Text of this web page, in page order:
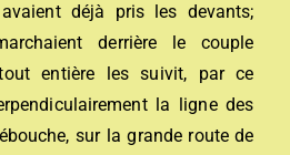
déjà pris les devants;
derrière le couple
entière les suivit, par ce
la ligne des
sur la grande route de